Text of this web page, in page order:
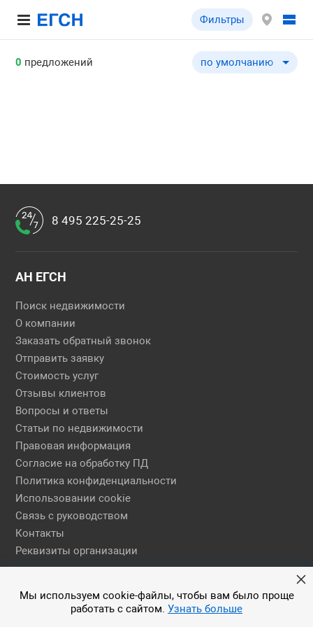
Фильтры
0 предложений по умолчанию
по умолчанию
8 495 225-25-25
АН ЕГСН
Поиск недвижимости
О компании
Заказать обратный звонок
Отправить заявку
Стоимость услуг
Отзывы клиентов
Вопросы и ответы
Статьи по недвижимости
Правовая информация
Согласие на обработку ПД
Политика конфиденциальности
Использовании cookie
Связь с руководством
Контакты
Реквизиты организации
Правовая информация
© 2026 АН ЕГСН
Мы используем cookie-файлы, чтобы вам было проще
работать с сайтом. Узнать больше